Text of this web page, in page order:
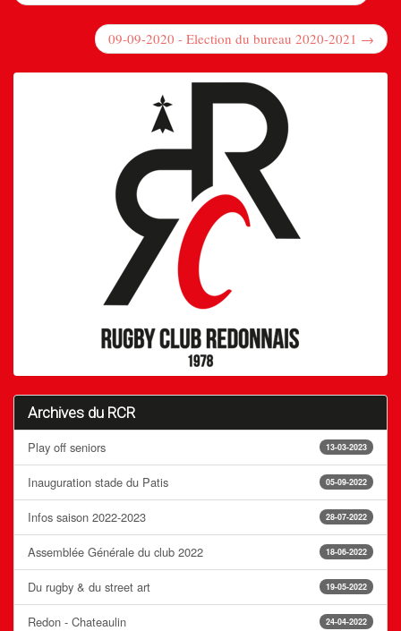
09-09-2020 - Election du bureau 2020-2021 →
Archives du RCR
13-03-2023
Play off seniors
05-09-2022
Inauguration stade du Patis
28-07-2022
Infos saison 2022-2023
18-06-2022
Assemblée Générale du club 2022
19-05-2022
Du rugby & du street art
24-04-2022
Redon - Chateaulin